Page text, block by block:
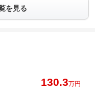
を見る
130.3万円